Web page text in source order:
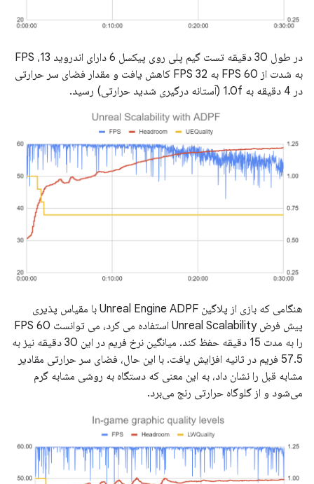
در طول 30 دقیقه تست گیم پلی روی پیکسل 6 دارای اندروید 13، FPS
به شدت از 60 FPS به 32 FPS کاهش یافت و مقدار فضای سر حرارتی
در 4 دقیقه به 1.0f (آستانه درگیری شدید حرارتی) رسید.
هنگامی که بازی از پلاگین Unreal Engine ADPF با مقیاس پذیری
پیش فرض Unreal Scalability استفاده می کرد، می توانست 60 FPS
را به مدت 15 دقیقه حفظ کند. میانگین نرخ فریم در این 30 دقیقه نیز به
57.5 فریم در ثانیه افزایش یافت. با این حال، فضای سر حرارتی مقادیر
مشابه قبل را نشان داد، به این معنی که دستگاه به روشی مشابه گرم
می‌شود و از گلوگاه حرارتی رنج می‌برد.